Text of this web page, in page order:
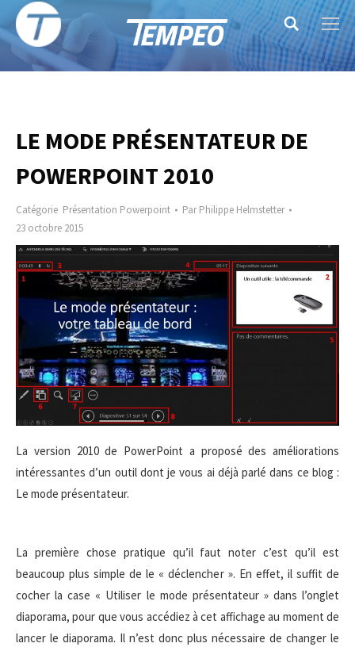
Search:
LE MODE PRÉSENTATEUR DE
POWERPOINT 2010
Catégorie Présentation Powerpoint ParPhilippe Helmstetter
23 octobre 2015
La version 2010 de PowerPoint a proposé des améliorations
intéressantes d’un outil dont je vous ai déjà parlé dans ce blog :
Le mode présentateur.
La première chose pratique qu’il faut noter c’est qu’il est
beaucoup plus simple de le « déclencher ». En effet, il suffit de
cocher la case « Utiliser le mode présentateur » dans l’onglet
diaporama, pour que vous accédiez à cet affichage au moment de
lancer le diaporama. Il n’est donc plus nécessaire de changer le